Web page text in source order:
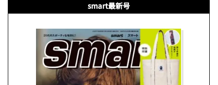
smart最新号